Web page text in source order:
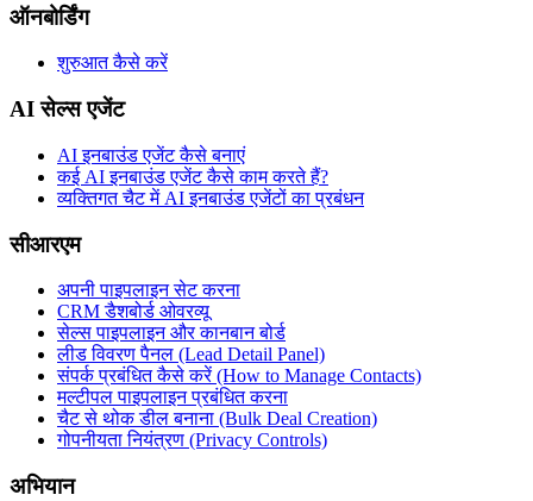
ऑनबोर्डिंग
शुरुआत कैसे करें
AI सेल्स एजेंट
AI इनबाउंड एजेंट कैसे बनाएं
कई AI इनबाउंड एजेंट कैसे काम करते हैं?
व्यक्तिगत चैट में AI इनबाउंड एजेंटों का प्रबंधन
सीआरएम
अपनी पाइपलाइन सेट करना
CRM डैशबोर्ड ओवरव्यू
सेल्स पाइपलाइन और कानबान बोर्ड
लीड विवरण पैनल (Lead Detail Panel)
संपर्क प्रबंधित कैसे करें (How to Manage Contacts)
मल्टीपल पाइपलाइन प्रबंधित करना
चैट से थोक डील बनाना (Bulk Deal Creation)
गोपनीयता नियंत्रण (Privacy Controls)
अभियान